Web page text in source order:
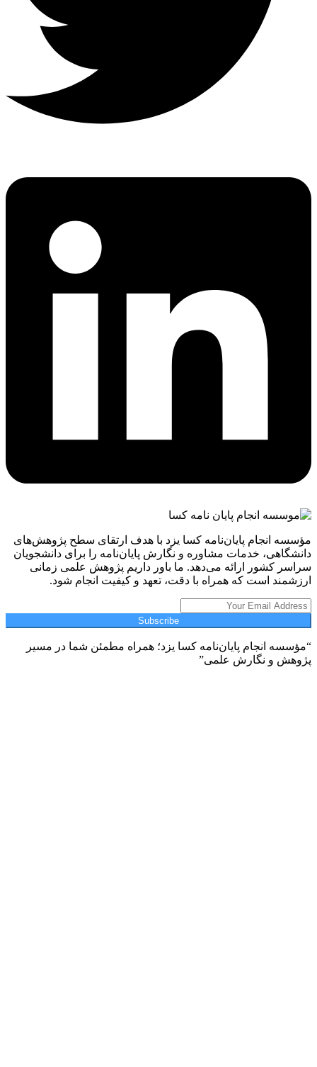
انجام پایان‌نامه کسا یزد با هدف ارتقای سطح پژوهش‌های
خدمات مشاوره و نگارش پایان‌نامه را برای دانشجویان
کشور ارائه می‌دهد. ما باور داریم پژوهش علمی زمانی
است که همراه با دقت، تعهد و کیفیت انجام شود.
Subscribe
انجام پایان‌نامه کسا یزد؛ همراه مطمئن شما در مسیر
و نگارش علمی”